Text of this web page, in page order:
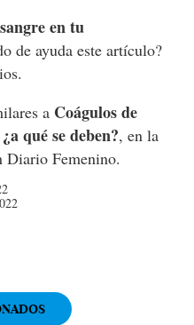
en tu
de ayuda este artículo?
a Coágulos de
qué se deben?, en la
Diario Femenino.